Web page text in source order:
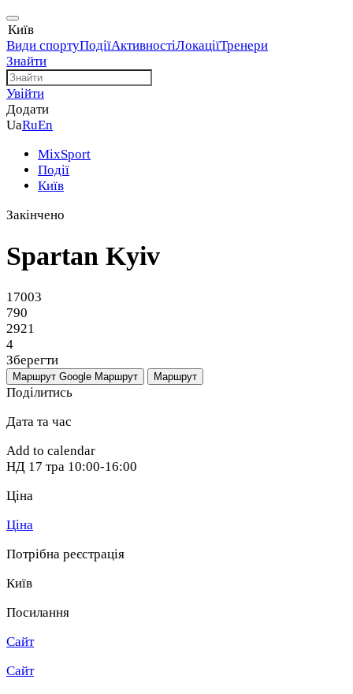
Київ
Види спортуПодіїАктивностіЛокаціїТренери
Знайти
Увійти
Додати
UaRuEn
MixSport
Події
Київ
Закінчено
Spartan Kyiv
17003
790
2921
4
Зберегти
Маршрут Google Маршрут Маршрут
Поділитись
Дата та час
Add to calendar
НД 17 тра 10:00-16:00
Ціна
Ціна
Потрібна реєстрація
Київ
Посилання
Сайт
Сайт